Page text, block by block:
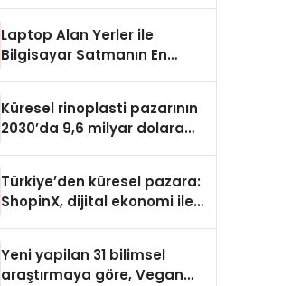
Laptop Alan Yerler ile
Bilgisayar Satmanın En
Küresel rinoplasti pazarının
2030’da 9,6 milyar dolara
Türkiye’den küresel pazara:
ShopinX, dijital ekonomi ile
Yeni yapilan 31 bilimsel
araştırmaya göre, Vegan